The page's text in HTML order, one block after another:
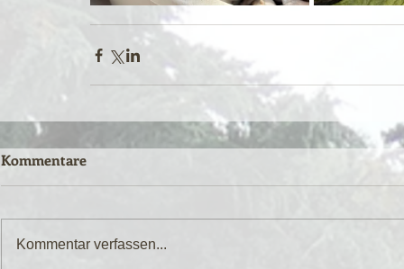
Kommentare
Kommentar verfassen...